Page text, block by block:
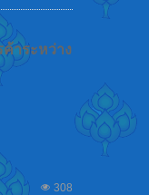
าระหว่าง
넶 308